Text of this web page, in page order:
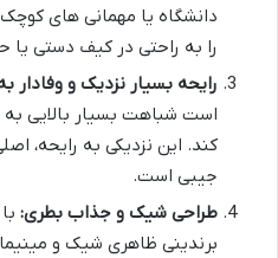
دانشگاه یا مهمانی های
را به راحتی در کیف دستی
رایحه بسیار نزدیک و وفادار
کند. این نزدیکی به رایحه،
جیبی است.
طراحی شیک و جذاب بطری:
برندینی ظاهری شیک و